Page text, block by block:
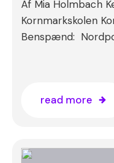
Af Mia Holmbach
Kornmarkskolen
Benspænd:
read more